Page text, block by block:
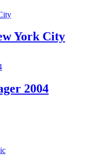
York City
2004